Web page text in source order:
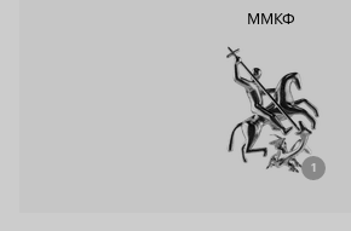
ММКФ
1